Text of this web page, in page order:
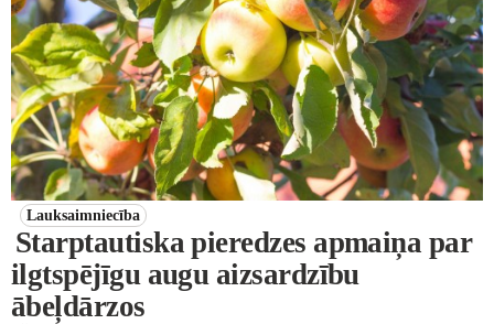
Lauksaimniecība
Starptautiska pieredzes apmaiņa par
ilgtspējīgu augu aizsardzību
ābeļdārzos